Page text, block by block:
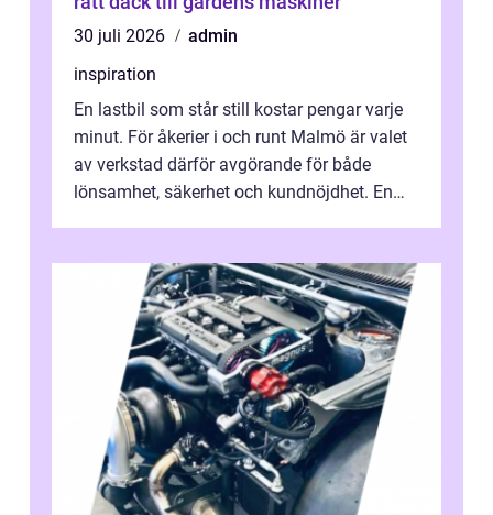
30 juli 2026
admin
inspiration
En lastbil som står still kostar pengar varje
minut. För åkerier i och runt Malmö är valet
av verkstad därför avgörande för både
lönsamhet, säkerhet och kundnöjdhet. En